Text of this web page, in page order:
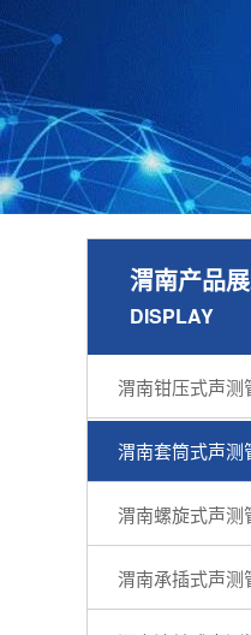
渭南产品
DISPLAY
渭南钳压式声测
渭南套筒式声测
渭南螺旋式声测
渭南承插式声测